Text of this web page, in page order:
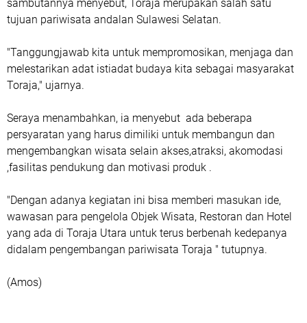
sambutannya menyebut, Toraja merupakan salah satu
tujuan pariwisata andalan Sulawesi Selatan.
"Tanggungjawab kita untuk mempromosikan, menjaga dan
melestarikan adat istiadat budaya kita sebagai masyarakat
Toraja," ujarnya.
Seraya menambahkan, ia menyebut ada beberapa
persyaratan yang harus dimiliki untuk membangun dan
mengembangkan wisata selain akses,atraksi, akomodasi
,fasilitas pendukung dan motivasi produk .
"Dengan adanya kegiatan ini bisa memberi masukan ide,
wawasan para pengelola Objek Wisata, Restoran dan Hotel
yang ada di Toraja Utara untuk terus berbenah kedepanya
didalam pengembangan pariwisata Toraja " tutupnya.
(Amos)